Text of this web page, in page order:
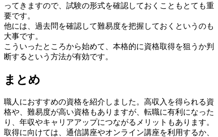
ってきますので、試験の形式を確認しておくこともとても重
要です。
他には、過去問を確認して難易度を把握しておくというのも
大事です。
こういったところから始めて、本格的に資格取得を狙うか判
断するという方法が有効です。
まとめ
職人におすすめの資格を紹介しました。高収入を得られる資
格や、難易度が高い資格もありますが、転職に有利になった
り、年収やキャリアアップにつながるメリットもあります。
取得に向けては、通信講座やオンライン講座を利用するか、